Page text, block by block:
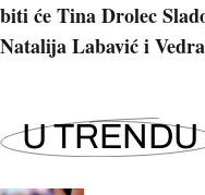
biti će Tina Drolec
Natalija Labavić i
U TRENDU